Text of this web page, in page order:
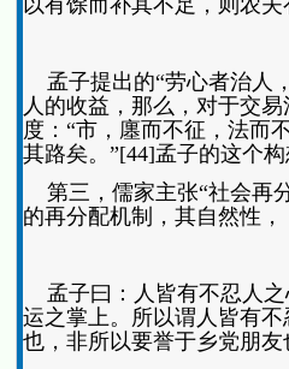
以有馀而补其不足，则农
孟子提出的“劳心者治人
人的收益，那么，对于交
度：“市，廛而不征，法而
其路矣。”[44]孟子的这个
第三，儒家主张“社会再
的再分配机制，其自然性
孟子曰：人皆有不忍人之
运之掌上。所以谓人皆有
也，非所以要誉于乡党朋友